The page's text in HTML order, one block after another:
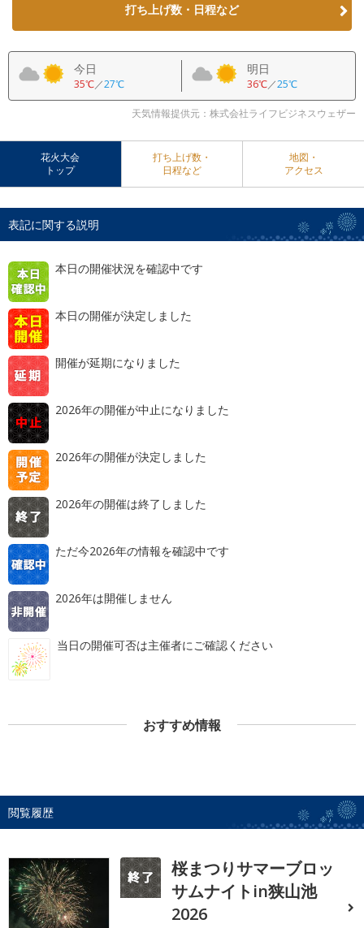
打ち上げ数・日程など
今日
35℃／27℃
明日
36℃／25℃
天気情報提供元：株式会社ライフビジネスウェザー
花火大会
トップ
打ち上げ数・
日程など
地図・
アクセス
表記に関する説明
本日の開催状況を確認中です
本日の開催が決定しました
開催が延期になりました
2026年の開催が中止になりました
2026年の開催が決定しました
2026年の開催は終了しました
ただ今2026年の情報を確認中です
2026年は開催しません
当日の開催可否は主催者にご確認ください
おすすめ情報
閲覧履歴
桜まつりサマーブロッ
サムナイトin狭山池
2026